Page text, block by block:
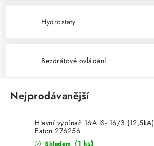
FOTOVOLTAIKA
SVÍTIDLA domovní
LED osvětlení
Hydrostaty
Bezdrátové ovládání
Nejprodávanější
Hlavní vypínač 16A IS- 16/3 (12,5kA)
Eaton 276256
Skladem (1 ks)